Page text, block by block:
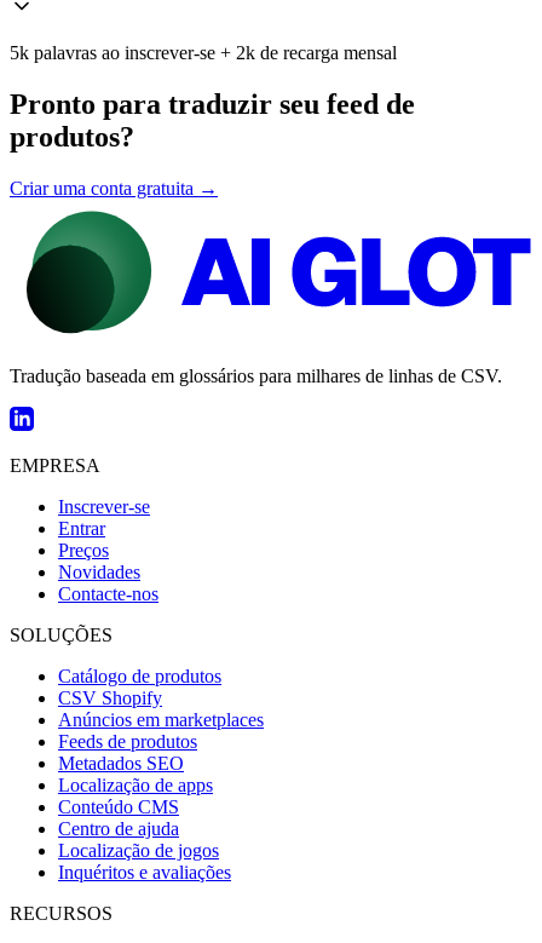
5k palavras ao inscrever-se + 2k de recarga mensal
Pronto para traduzir seu feed de
produtos?
Criar uma conta gratuita →
Tradução baseada em glossários para milhares de linhas de CSV.
EMPRESA
Inscrever-se
Entrar
Preços
Novidades
Contacte-nos
SOLUÇÕES
Catálogo de produtos
CSV Shopify
Anúncios em marketplaces
Feeds de produtos
Metadados SEO
Localização de apps
Conteúdo CMS
Centro de ajuda
Localização de jogos
Inquéritos e avaliações
RECURSOS